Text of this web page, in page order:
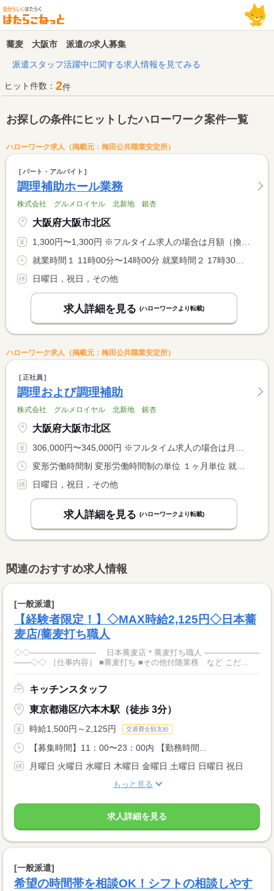
蕎麦 大阪市 派遣の求人募集
派遣スタッフ活躍中に関する求人情報を見てみる
ヒット件数： 2件
お探しの条件にヒットしたハローワーク案件一覧
ハローワーク求人（掲載元：梅田公共職業安定所）
パート・アルバイト
調理補助ホール業務
株式会社 グルメロイヤル 北新地 銀杏
大阪府大阪市北区
1,300円〜1,300円 ※フルタイム求人の場合は月額（換算額）、パート求人の場合は時間額を表示しています。
日曜日，祝日，その他
求人詳細を見る (ハローワークより転載)
ハローワーク求人（掲載元：梅田公共職業安定所）
正社員
調理および調理補助
株式会社 グルメロイヤル 北新地 銀杏
大阪府大阪市北区
306,000円〜345,000円 ※フルタイム求人の場合は月額（換算額）、パート求人の場合は時間額を表示しています。
日曜日，祝日，その他
求人詳細を見る (ハローワークより転載)
関連のおすすめ求人情報
[一般派遣]
【経験者限定！】◇MAX時給2,125円◇日本蕎
麦店/蕎麦打ち職人
◇◇──────────── 日本蕎麦店＊蕎麦打ち職人 ──────────
───◇◇ ［仕事内容］ ■蕎麦打ち ■その他付随業務 など こだ...
キッチンスタッフ
東京都港区/六本木駅（徒歩 3分）
時給1,500円～2,125円 交通費全額支給
【募集時間】11：00〜23：00内 【勤務時間...
月曜日 火曜日 水曜日 木曜日 金曜日 土曜日 日曜日 祝日
もっと見る
求人詳細を見る
[一般派遣]
希望の時間帯を相談OK！シフトの相談しやす